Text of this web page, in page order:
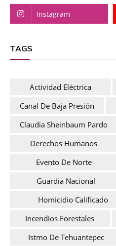
Instagram
TAGS
Actividad Eléctrica
Canal De Baja Presión
Claudia Sheinbaum Pardo
Derechos Humanos
Evento De Norte
Guardia Nacional
Homicidio Calificado
Incendios Forestales
Istmo De Tehuantepec